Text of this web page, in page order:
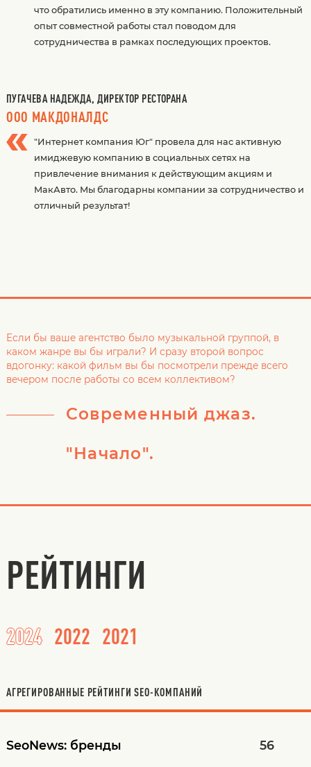
что обратились именно в эту компанию. Положительный
опыт совместной работы стал поводом для
сотрудничества в рамках последующих проектов.
ПУГАЧЕВА НАДЕЖДА, ДИРЕКТОР РЕСТОРАНА
ООО МАКДОНАЛДС
"Интернет компания Юг" провела для нас активную
имиджевую компанию в социальных сетях на
привлечение внимания к действующим акциям и
МакАвто. Мы благодарны компании за сотрудничество и
отличный результат!
Если бы ваше агентство было музыкальной группой, в
каком жанре вы бы играли? И сразу второй вопрос
вдогонку: какой фильм вы бы посмотрели прежде всего
вечером после работы со всем коллективом?
Современный джаз.
"Начало".
РЕЙТИНГИ
2024 2022 2021
АГРЕГИРОВАННЫЕ РЕЙТИНГИ SEO-КОМПАНИЙ
SeoNews: бренды 56